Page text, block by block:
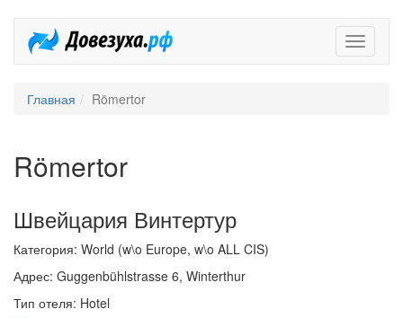
Главная Römertor
Römertor
Швейцария Винтертур
Категория: World (w\o Europe, w\o ALL CIS)
Адрес: Guggenbühlstrasse 6, Winterthur
Тип отеля: Hotel